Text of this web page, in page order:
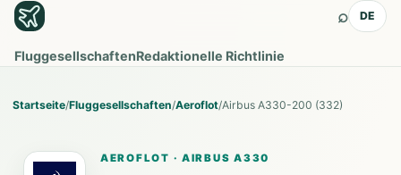
FluggesellschaftenRedaktionelle Richtlinie
⌕ DE
Startseite/Fluggesellschaften/Aeroflot/Airbus A330-200 (332)
AEROFLOT ·AIRBUS A330